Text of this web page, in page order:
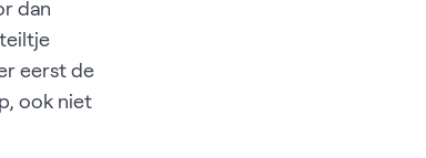
dan
eerst de
ook niet